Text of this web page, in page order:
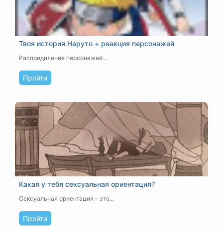
Твоя история Наруто + реакция персонажей
Распредиление персонажей...
Пройти
Какая у тебя сексуальная ориентация?
Сексуальная ориентация – это...
Пройти